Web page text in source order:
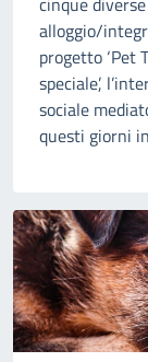
alloggio/
progetto ‘Pet
speciale’,
sociale
questi giorni